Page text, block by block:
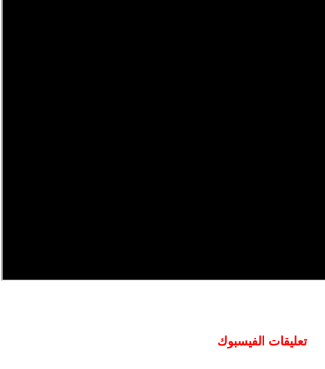
تعليقات الفيسبوك